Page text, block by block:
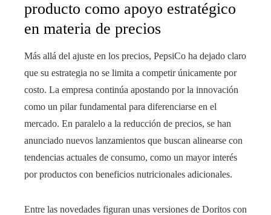
producto como apoyo estratégico
en materia de precios
Más allá del ajuste en los precios, PepsiCo ha dejado claro
que su estrategia no se limita a competir únicamente por
costo. La empresa continúa apostando por la innovación
como un pilar fundamental para diferenciarse en el
mercado. En paralelo a la reducción de precios, se han
anunciado nuevos lanzamientos que buscan alinearse con
tendencias actuales de consumo, como un mayor interés
por productos con beneficios nutricionales adicionales.
Entre las novedades figuran unas versiones de Doritos con